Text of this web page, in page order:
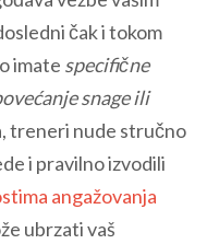
čak i tokom
imate specifične
snage ili
treneri nude stručno
i pravilno izvodili
angažovanja
ubrzati vaš